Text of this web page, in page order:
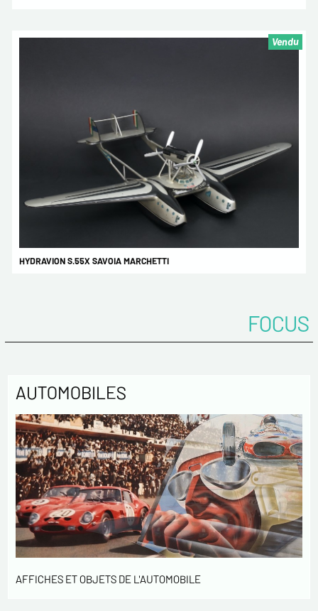
HYDRAVION S.55X SAVOIA MARCHETTI
Vendu
FOCUS
AUTOMOBILES
AFFICHES ET OBJETS DE L'AUTOMOBILE